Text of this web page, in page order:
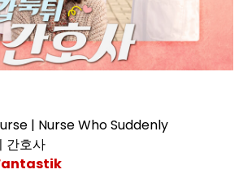
| Nurse Who Suddenly
간호사